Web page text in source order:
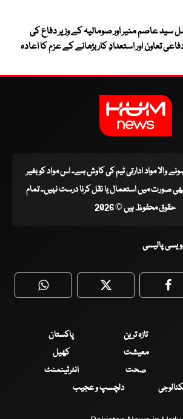
سید عاصم منیر اور صومالیہ کے وزیر دفاع کی
تعاون اور استعدادِ کار بڑھانے کے عزم کا اعادہ
والا مواد ادارتی ٹیم کی کاوش ہے۔ اس مواد کو بغیر
صورت میں استعمال یا نقل کرنا درست نہیں۔ تمام
حقوق محفوظ ہیں © 2026
پالیسی
WhatsApp Twitter
تازہ ترین
پاکستان
معیشت
کھیل
صحت
انٹرٹینمنٹ
دلچسپ و عجیب